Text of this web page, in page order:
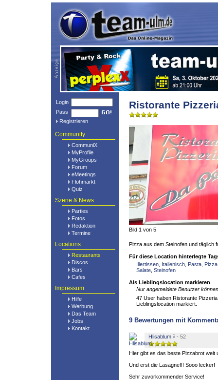
Login
Pass
Registrieren
Community
CommuniX
MyProfile
MyGroups
Forum
eMeetings
Flohmarkt
Quiz
Szene & News
Parties
Fotos
Redaktion
Termine
Locations
Restaurants
Discos
Bars
Cafes
Impressum
Hilfe
Werbung
Das Team
Jobs
Kontakt
Ristorante
Bild 1 von 5
Pizza aus dem Steinofen und täglich
Für diese Location hinterlegte
Illertissen Italienisch Pasta Pizza
Salate Steinofen
Als Lieblingslocation markieren
Nur angemeldete Benutzer
47 User haben Ristorante
Lieblingslocation markiert.
9 Bewertungen mit
Hlisablum - 52
Hier gibt es das beste Pizzabrot weit
Und erst die Lasagne!!! Sooo lecker!
Sehr zuvorkommender Service!